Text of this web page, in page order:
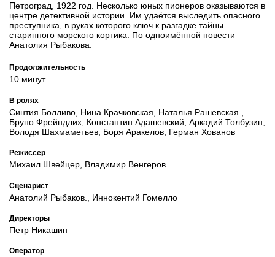
Петроград, 1922 год. Несколько юных пионеров оказываются в
центре детективной истории. Им удаётся выследить опасного
преступника, в руках которого ключ к разгадке тайны
старинного морского кортика. По одноимённой повести
Анатолия Рыбакова.
Продолжительность
10 минут
В ролях
Синтия Болливо, Нина Крачковская, Наталья Рашевская.,
Бруно Фрейндлих, Константин Адашевский, Аркадий Толбузин,
Володя Шахмаметьев, Боря Аракелов, Герман Хованов
Режиссер
Михаил Швейцер, Владимир Венгеров.
Сценарист
Анатолий Рыбаков., Иннокентий Гомелло
Директоры
Петр Никашин
Оператор